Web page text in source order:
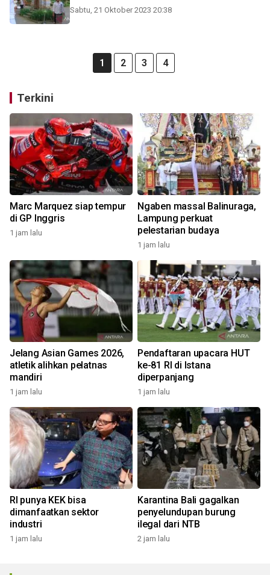
Sabtu, 21 Oktober 2023 20:38
1 2 3 4
Terkini
Marc Marquez siap tempur
di GP Inggris
1 jam lalu
Ngaben massal Balinuraga,
Lampung perkuat
pelestarian budaya
1 jam lalu
Jelang Asian Games 2026,
atletik alihkan pelatnas
mandiri
1 jam lalu
Pendaftaran upacara HUT
ke-81 RI di Istana
diperpanjang
1 jam lalu
RI punya KEK bisa
dimanfaatkan sektor
industri
1 jam lalu
Karantina Bali gagalkan
penyelundupan burung
ilegal dari NTB
2 jam lalu